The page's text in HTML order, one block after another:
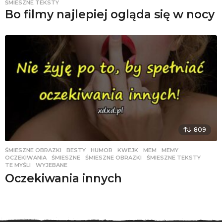
ŚMIESZNE TEKSTY
Bo filmy najlepiej ogląda się w nocy
809
ŚMIESZNE OBRAZKI BESTY ,HUMOR ,KWEJK ,MEM ,MEMY
OCZEKIWANIA
,ŚMIESZNE ,ŚMIESZNE OBRAZKI ,ŚMIESZNE TEKSTY
TE MYŚLI
,WYJEBANE
Oczekiwania innych